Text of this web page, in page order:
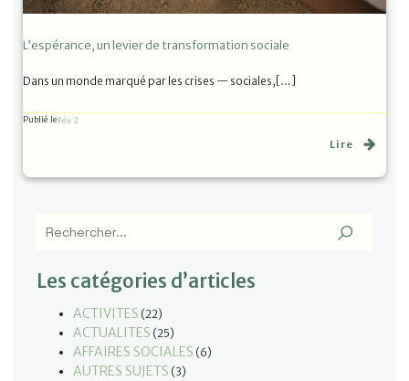
L’espérance, un levier de transformation sociale
Dans un monde marqué par les crises — sociales,[…]
Publié leFév 2
Lire
Les catégories d’articles
ACTIVITES (22)
ACTUALITES (25)
AFFAIRES SOCIALES (6)
AUTRES SUJETS (3)